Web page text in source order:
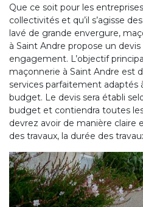
Que ce soit pour les
collectivités et qu’il s’agisse
lavé de grande envergure,
à Saint Andre propose un
engagement. L’objectif
maçonnerie à Saint Andre est
services parfaitement adaptés
budget. Le devis sera établi
budget et contiendra toutes
devrez avoir de manière
des travaux, la durée des